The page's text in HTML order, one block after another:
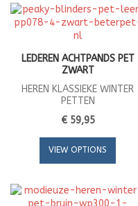
LEDEREN ACHTPANDS PET
ZWART
HEREN KLASSIEKE WINTER
PETTEN
€ 59,95
VIEW OPTIONS